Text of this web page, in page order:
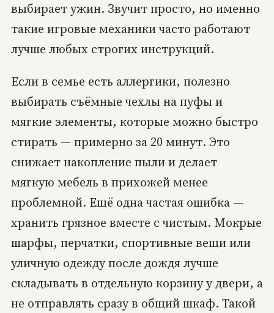
выбирает ужин. Звучит просто, но именно
такие игровые механики часто работают
лучше любых строгих инструкций.
Если в семье есть аллергики, полезно
выбирать съёмные чехлы на пуфы и
мягкие элементы, которые можно быстро
стирать — примерно за 20 минут. Это
снижает накопление пыли и делает
мягкую мебель в прихожей менее
проблемной. Ещё одна частая ошибка —
хранить грязное вместе с чистым. Мокрые
шарфы, перчатки, спортивные вещи или
уличную одежду после дождя лучше
складывать в отдельную корзину у двери, а
не отправлять сразу в общий шкаф. Такой